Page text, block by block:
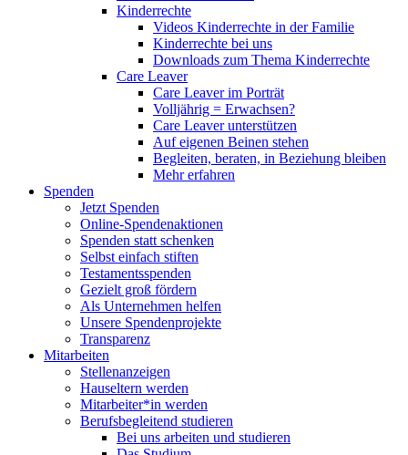
Kinderrechte
Videos Kinderrechte in der Familie
Kinderrechte bei uns
Downloads zum Thema Kinderrechte
Care Leaver
Care Leaver im Porträt
Volljährig = Erwachsen?
Care Leaver unterstützen
Auf eigenen Beinen stehen
Begleiten, beraten, in Beziehung bleiben
Mehr erfahren
Spenden
Jetzt Spenden
Online-Spendenaktionen
Spenden statt schenken
Selbst einfach stiften
Testamentsspenden
Gezielt groß fördern
Als Unternehmen helfen
Unsere Spendenprojekte
Transparenz
Mitarbeiten
Stellenanzeigen
Hauseltern werden
Mitarbeiter*in werden
Berufsbegleitend studieren
Bei uns arbeiten und studieren